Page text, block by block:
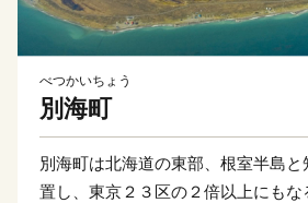
べつかいちょう
別海町
別海町は北海道の東部、根室半島
置し、東京２３区の２倍以上にも